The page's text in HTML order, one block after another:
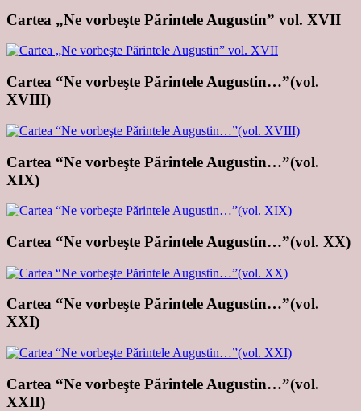
Cartea „Ne vorbeşte Părintele Augustin” vol. XVII
Cartea “Ne vorbeşte Părintele Augustin…”(vol.
XVIII)
Cartea “Ne vorbeşte Părintele Augustin…”(vol.
XIX)
Cartea “Ne vorbeşte Părintele Augustin…”(vol. XX)
Cartea “Ne vorbeşte Părintele Augustin…”(vol.
XXI)
Cartea “Ne vorbeşte Părintele Augustin…”(vol.
XXII)